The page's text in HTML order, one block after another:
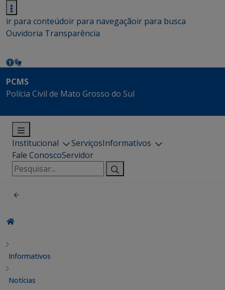
ir para conteúdoir para navegaçãoir para busca
Ouvidoria Transparência
PCMS
Polícia Civil de Mato Grosso do Sul
Institucional ServiçosInformativos
Fale ConoscoServidor
Pesquisar
por:
Informativos
Notícias